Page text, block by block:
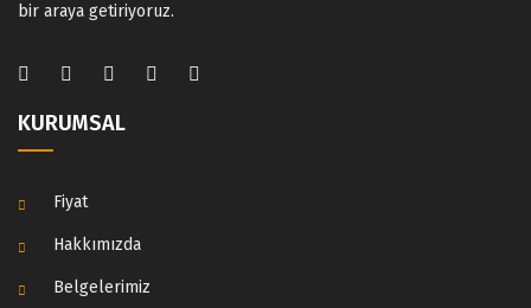
bir araya getiriyoruz.
KURUMSAL
Fiyat
Hakkımızda
Belgelerimiz